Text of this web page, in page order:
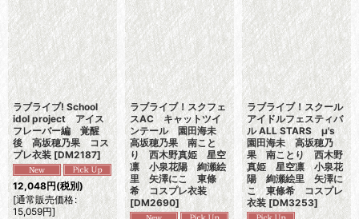
ラブライブ! School
idol project アイス
フレーバー編 覚醒
後 高坂穂乃果 コス
プレ衣装 [DM2187]
12,048円(税別)
[通常販売価格:
15,059円]
ラブライブ！スクフェ
スAC キャットツイ
ンテール 園田海未
高坂穂乃果 南こと
り 西木野真姫 星空
凛 小泉花陽 絢瀬絵
里 矢澤にこ 東條
希 コスプレ衣装
[DM2690]
ラブライブ！スクール
アイドルフェスティバ
ル ALL STARS μ's
園田海未 高坂穂乃
果 南ことり 西木野
真姫 星空凛 小泉花
陽 絢瀬絵里 矢澤に
こ 東條希 コスプレ
衣装 [DM3253]